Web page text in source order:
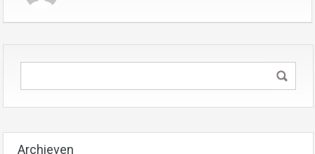
Archieven